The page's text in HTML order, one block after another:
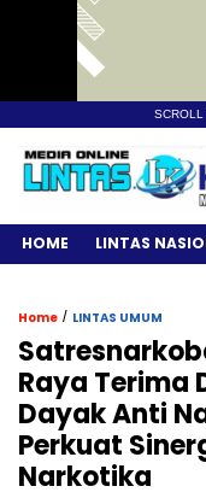
SCROLL
HOME LINTAS
Home / LINTAS UMUM
Raya Terima
Dayak Anti
Perkuat
Narkotika